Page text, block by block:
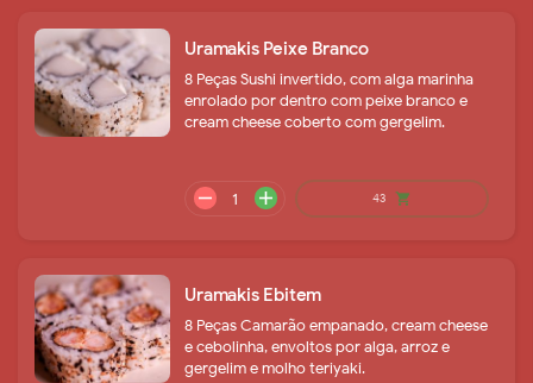
Uramakis Peixe Branco
8 Peças Sushi invertido, com alga marinha
enrolado por dentro com peixe branco e
cream cheese coberto com gergelim.
Uramakis Ebitem
8 Peças Camarão empanado, cream cheese
e cebolinha, envoltos por alga, arroz e
gergelim e molho teriyaki.